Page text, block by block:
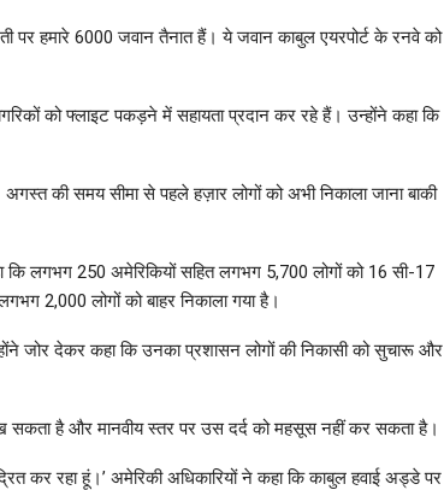
पर हमारे 6000 जवान तैनात हैं। ये जवान काबुल एयरपोर्ट के रनवे को
को फ्लाइट पकड़ने में सहायता प्रदान कर रहे हैं। उन्होंने कहा कि
की समय सीमा से पहले हज़ार लोगों को अभी निकाला जाना बाकी
लगभग 250 अमेरिकियों सहित लगभग 5,700 लोगों को 16 सी-17
2,000 लोगों को बाहर निकाला गया है।
जोर देकर कहा कि उनका प्रशासन लोगों की निकासी को सुचारू और
सकता है और मानवीय स्तर पर उस दर्द को महसूस नहीं कर सकता है।
कर रहा हूं।’ अमेरिकी अधिकारियों ने कहा कि काबुल हवाई अड्डे पर